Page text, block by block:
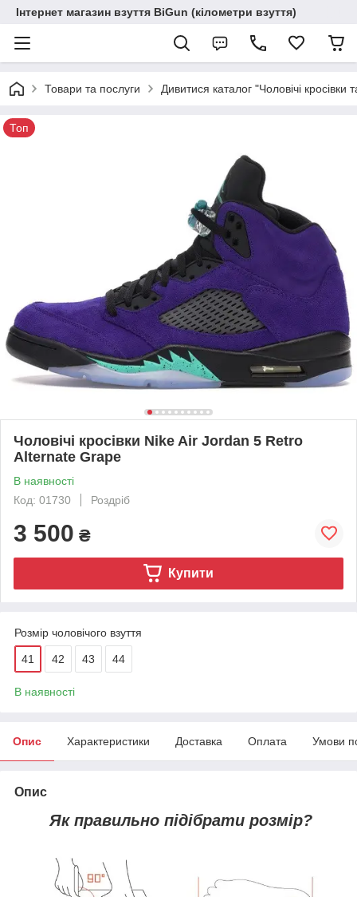
Інтернет магазин взуття BiGun (кілометри взуття)
Товари та послуги Дивитися каталог "Чоловічі кросівки
Топ
Чоловічі кросівки Nike Air Jordan 5 Retro
Alternate Grape
В наявності
Код: 01730
Роздріб
3 500 ₴
Купити
Розмір чоловічого взуття
41 42 43 44
В наявності
Опис Характеристики Доставка Оплата Умови
Опис
Як правильно підібрати розмір?